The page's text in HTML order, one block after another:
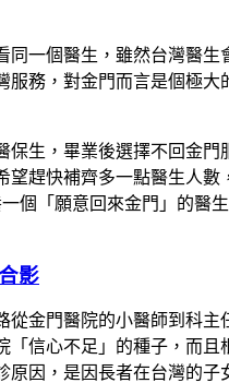
一個醫生，雖然台灣醫生
服務，對金門而言是個極
生，畢業後選擇不回金門
望趕快補齊多一點醫生人
個「願意回來金門」的醫
金門醫院的小醫師到科
「信心不足」的種子，而
原因，是因長者在台灣的